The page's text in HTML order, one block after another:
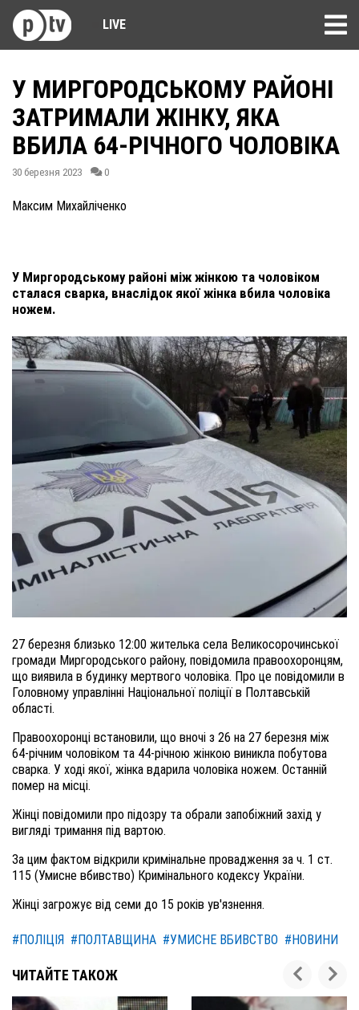
LIVE
У МИРГОРОДСЬКОМУ РАЙОНІ
ЗАТРИМАЛИ ЖІНКУ, ЯКА
ВБИЛА 64-РІЧНОГО ЧОЛОВІКА
30 березня 2023 0
Максим Михайліченко
У Миргородському районі між жінкою та чоловіком
сталася сварка, внаслідок якої жінка вбила чоловіка
ножем.
27 березня близько 12:00 жителька села Великосорочинської
громади Миргородського району, повідомила правоохоронцям,
що виявила в будинку мертвого чоловіка. Про це повідомили в
Головному управлінні Національної поліції в Полтавській
області.
Правоохоронці встановили, що вночі з 26 на 27 березня між
64-річним чоловіком та 44-річною жінкою виникла побутова
сварка. У ході якої, жінка вдарила чоловіка ножем. Останній
помер на місці.
Жінці повідомили про підозру та обрали запобіжний захід у
вигляді тримання під вартою.
За цим фактом відкрили кримінальне провадження за ч. 1 ст.
115 (Умисне вбивство) Кримінального кодексу України.
Жінці загрожує від семи до 15 років ув'язнення.
#ПОЛІЦІЯ #ПОЛТАВЩИНА #УМИСНЕ ВБИВСТВО #НОВИНИ
ЧИТАЙТЕ ТАКОЖ